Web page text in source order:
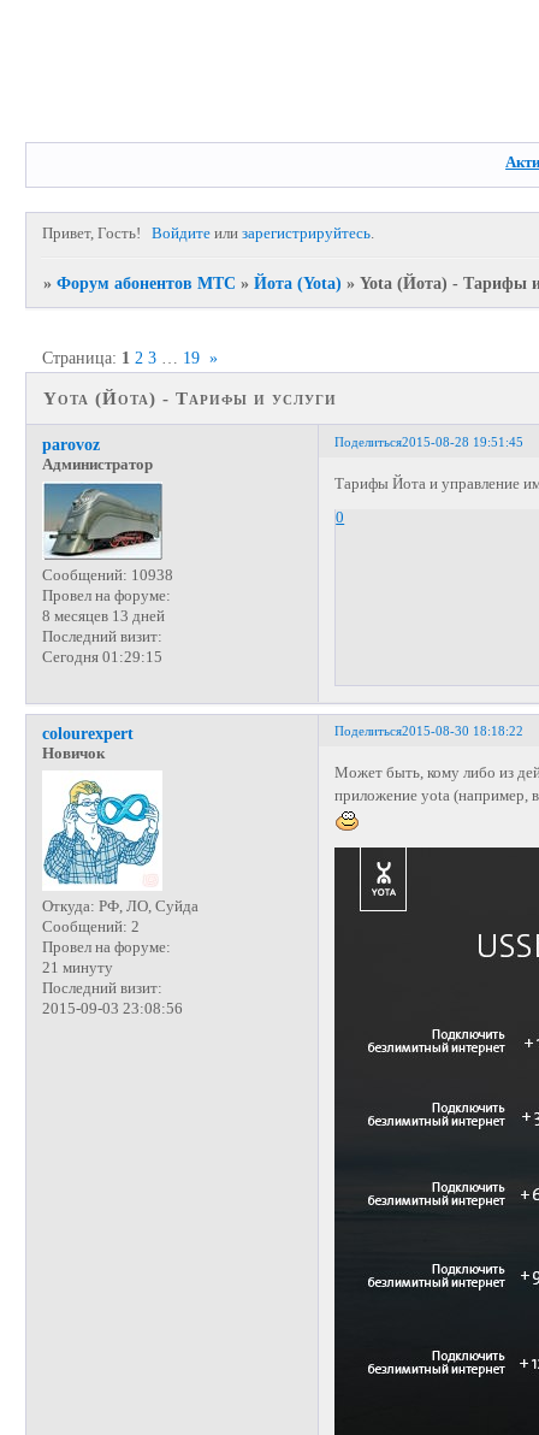
Привет, Гость! Войдите илизарегистрируйтесь.
»Форум абонентов МТС »Йота (Yota) »Yota (Йота) - Тарифы
Yota (Йота) - Тарифы и услуги
Страница: 1 2 3 19 »
Поделиться2015-08-28 19:51:45
parovoz
Администратор
Сообщений: 10938
Провел на форуме:
8 месяцев 13 дней
Последний визит:
Сегодня 01:29:15
Тарифы Йота и управление
0
Поделиться2015-08-30 18:18:22
colourexpert
Новичок
Откуда: РФ, ЛО, Суйда
Сообщений: 2
Провел на форуме:
21 минуту
Последний визит:
2015-09-03 23:08:56
Может быть, кому либо из
приложение yota (например,